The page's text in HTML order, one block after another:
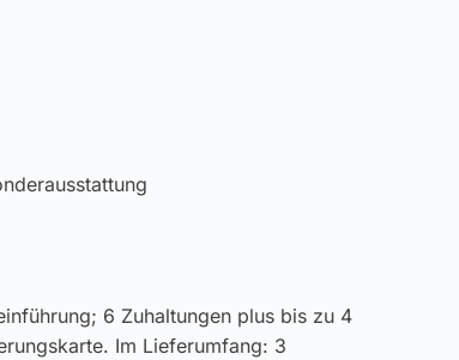
6 Zuhaltungen plus bis zu 4
Im Lieferumfang: 3